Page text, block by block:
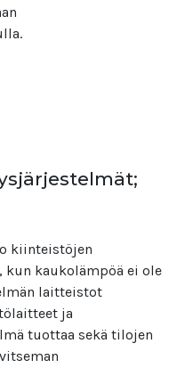
kiinteistöjen
kaukolämpöä ei ole
laitteistot
ja
tuottaa sekä tilojen